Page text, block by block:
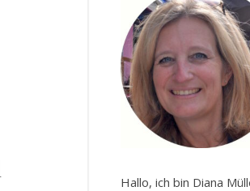
Hallo, ich bin Diana